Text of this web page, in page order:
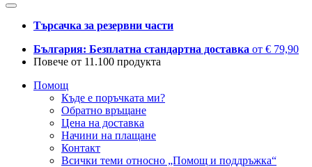
Търсачка за резервни части
България: Безплатна стандартна доставка от € 79,90
Повече от 11.100 продукта
Помощ
Къде е поръчката ми?
Обратно връщане
Цена на доставка
Начини на плащане
Контакт
Всички теми относно „Помощ и поддръжка“